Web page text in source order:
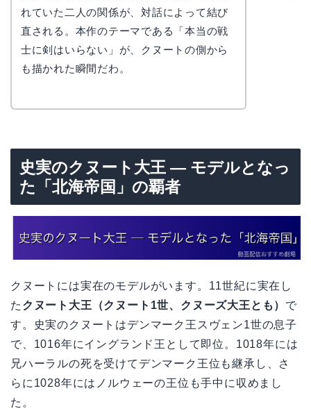
れていた二人の関係が、対話によって結び
直される。本作のテーマである「本当の戦
士に剣はいらない」が、クヌートの側から
も描かれた瞬間だわ。
史実のクヌート大王 — モデルとなっ
た「北海帝国」の覇者
クヌートには実在のモデルがいます。11世紀に実在し
た クヌート大王（クヌート1世、クヌーズ大王とも） で
す。史実のクヌートはデンマーク王スヴェン1世の息子
で、1016年にイングランド王として即位。1018年には
兄ハーラルの死を受けてデンマーク王位も継承し、さ
らに1028年にはノルウェーの王位も手中に収めまし
た。